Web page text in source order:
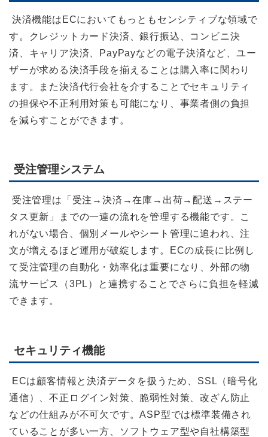
決済機能はECにおいてもっともセンシティブな領域で
す。クレジットカード決済、銀行振込、コンビニ決
済、キャリア決済、PayPayなどの電子決済など、ユー
ザーが求める決済手段を揃えることは購入率に関わり
ます。また決済代行会社を介することでセキュリティ
の担保や不正利用対策も可能になり、事業者側の負担
を減らすことができます。
受注管理システム
受注管理は「受注→決済→在庫→出荷→配送→ステー
タス更新」までの一連の流れを管理する機能です。こ
れがない場合、個別メールやシート管理に追われ、注
文が増えるほど運用が破綻します。ECの成長に比例し
て受注管理の自動化・効率化は重要になり、外部の物
流サービス（3PL）と連携することでさらに負担を軽減
できます。
セキュリティ機能
ECは顧客情報と決済データを扱うため、SSL（暗号化
通信）、不正ログイン対策、脆弱性対策、改ざん防止
などの仕組みが不可欠です。ASP型では標準装備され
ていることが多い一方、ソフトウェア型や自社構築型